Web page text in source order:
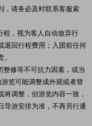
，请务必及时联系客服索
程，视为客人自动放弃行
退回行程费用；入团前任何
整修等不可抗力因素，或当
览可能调整成外观或者替
调整，但游览内容一致，
导游安排为准，不再另行通